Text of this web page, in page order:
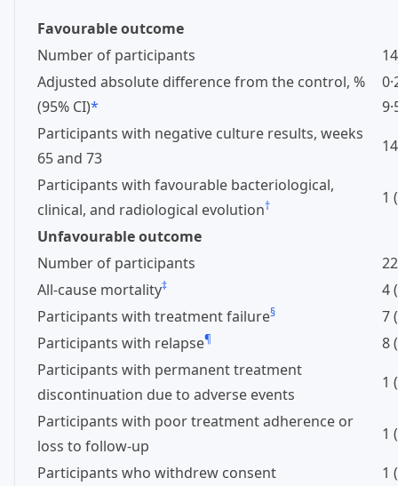
Favourable outcome
Number of participants
Adjusted absolute difference from the control, %
(95% CI)*
Participants with negative culture results, weeks
65 and 73
Participants with favourable bacteriological,
clinical, and radiological evolution†
1
Unfavourable outcome
Number of participants
All-cause mortality‡
4
Participants with treatment failure§
7
Participants with relapse¶
8
Participants with permanent treatment
discontinuation due to adverse events
1
Participants with poor treatment adherence or
loss to follow-up
1
Participants who withdrew consent
1